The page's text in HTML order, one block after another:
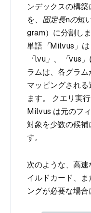
ンデックスの構
を、 固定長nの短
gram）に分割し
単語 「Milvus」
「lvu」 、 「vus」
ラムは、各グラ
マッピングされ
ます。
クエリ実
Milvus は元のフ
対象を少数の候
す。
次のような、高
イルドカード、
ングが必要な場合